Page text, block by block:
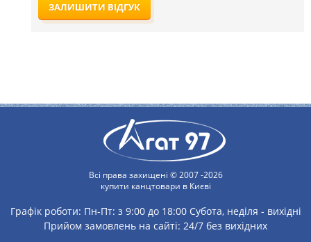
ЗАЛИШИТИ ВІДГУК
Всі права захищені © 2007 -2026
купити канцтовари в Києві
Графік роботи: Пн-Пт: з 9:00 до 18:00 Субота, неділя - вихідні
Прийом замовлень на сайті: 24/7 без вихідних